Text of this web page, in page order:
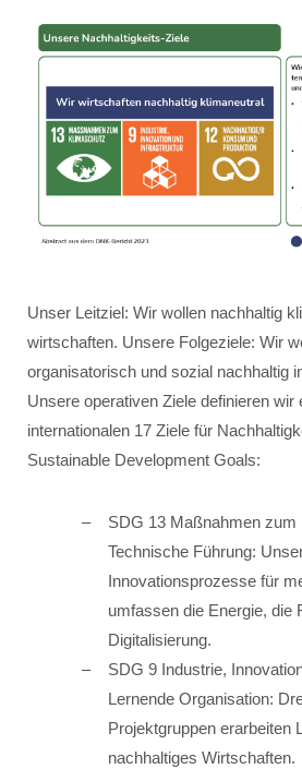
Unser Leitziel: Wir wollen nachhaltig
wirtschaften. Unsere Folgeziele: Wir
organisatorisch und sozial nachhaltig
Unsere operativen Ziele definieren wir
internationalen 17 Ziele für
Sustainable Development Goals:
SDG 13 Maßnahmen zum
Technische Führung:
Innovationsprozesse für
umfassen die Energie, die
Digitalisierung.
SDG 9 Industrie,
Lernende Organisation:
Projektgruppen erarbeiten
nachhaltiges Wirtschaften.